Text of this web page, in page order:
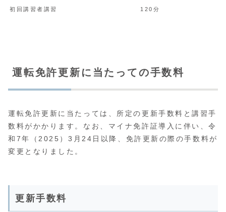
初回講習者講習 120分
運転免許更新に当たっての手数料
運転免許更新に当たっては、所定の更新手数料と講習手
数料がかかります。なお、マイナ免許証導入に伴い、令
和7年（2025）3月24日以降、免許更新の際の手数料が
変更となりました。
更新手数料